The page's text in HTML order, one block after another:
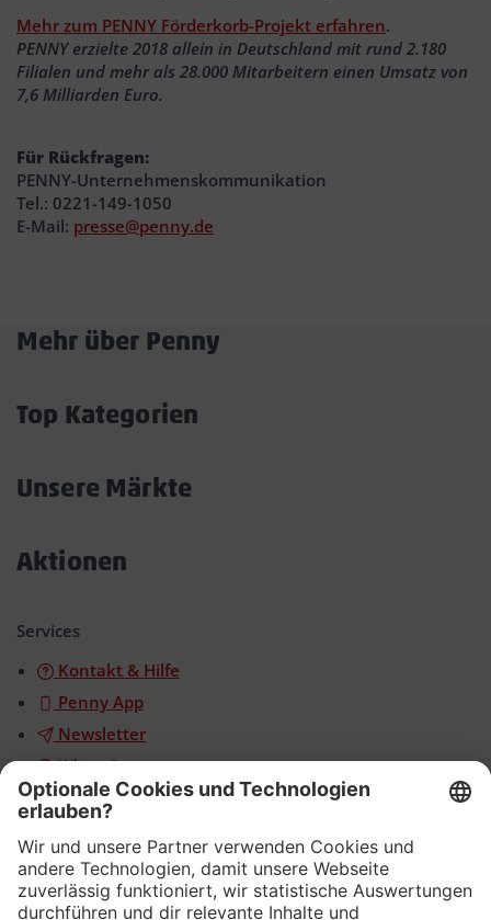
Mehr zum PENNY Förderkorb-Projekt erfahren.
PENNY erzielte 2018 allein in Deutschland mit rund 2.180
Filialen und mehr als 28.000 Mitarbeitern einen Umsatz von
7,6 Milliarden Euro.
Für Rückfragen:
PENNY-Unternehmenskommunikation
Tel.: 0221-149-1050
E-Mail: presse@penny.de
Mehr über Penny
Top Kategorien
Unsere Märkte
Aktionen
Services
Kontakt & Hilfe
Penny App
Newsletter
WhatsApp
App